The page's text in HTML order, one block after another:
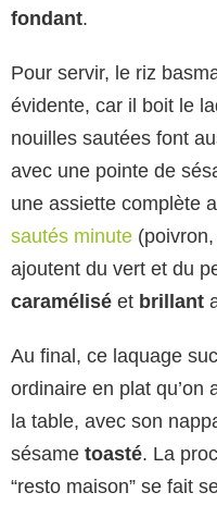
fondant.
Pour servir, le riz
évidente, car il boit le
nouilles sautées font
avec une pointe de
une assiette complète
sautés minute
ajoutent du vert et du
caramélisé et brillant
Au final, ce laquage
ordinaire en plat qu’on
la table, avec son
sésame toasté. La
“resto maison” se fait